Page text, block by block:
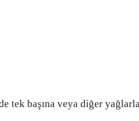
tek başına veya diğer